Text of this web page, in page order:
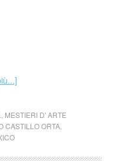
MESTIERI D' ARTE
CASTILLO ORTA,